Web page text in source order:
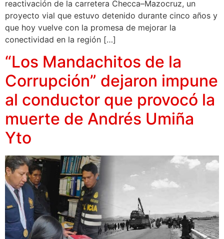
reactivación de la carretera Checca–Mazocruz, un
proyecto vial que estuvo detenido durante cinco años y
que hoy vuelve con la promesa de mejorar la
conectividad en la región […]
“Los Mandachitos de la
Corrupción” dejaron impune
al conductor que provocó la
muerte de Andrés Umiña
Yto